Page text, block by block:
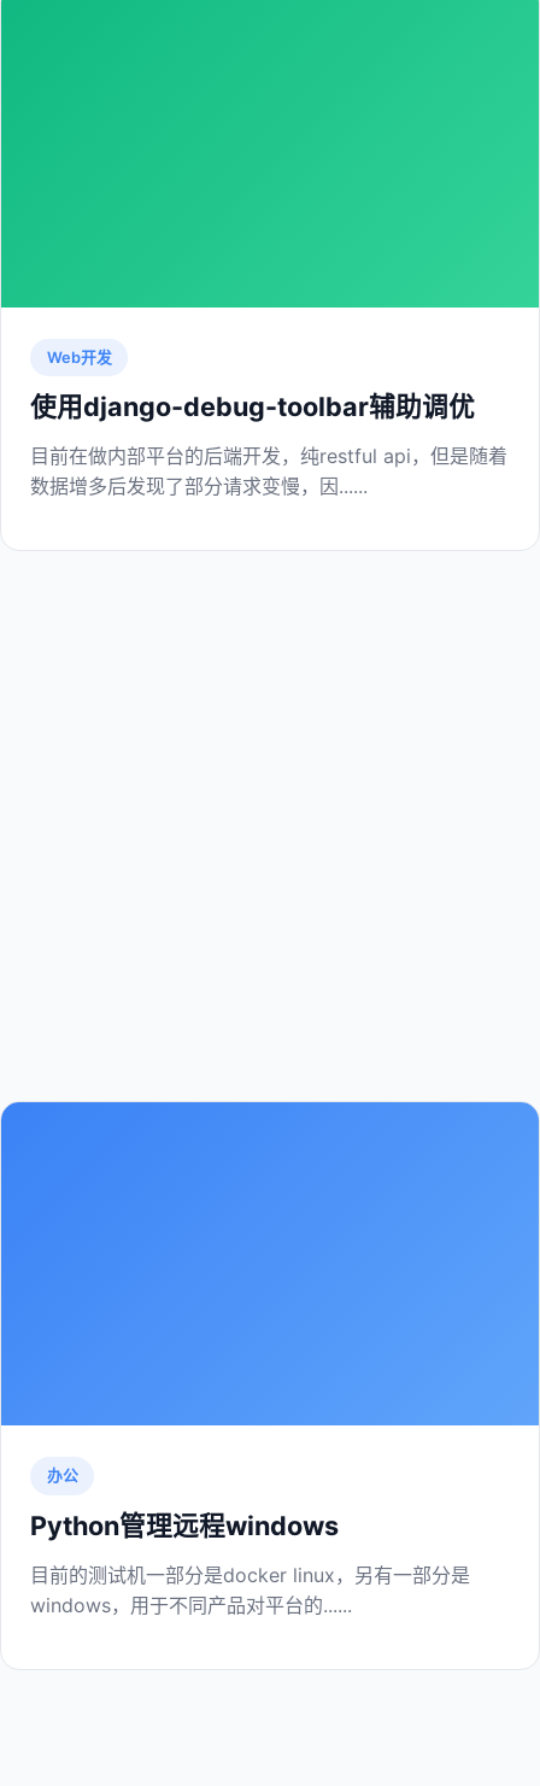
Web开发
使用django-debug-toolbar辅助调优
目前在做内部平台的后端开发，纯restful api，但是随着
数据增多后发现了部分请求变慢，因......
办公
Python管理远程windows
目前的测试机一部分是docker linux，另有一部分是
windows，用于不同产品对平台的......